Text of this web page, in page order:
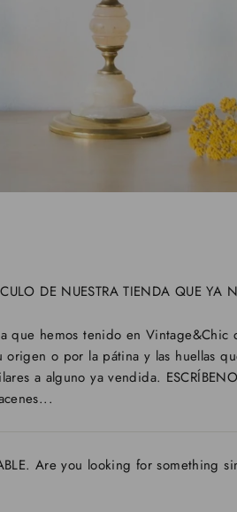
DE NUESTRA TIENDA QUE YA
que hemos tenido en
origen o por la pátina y las huellas
a alguno ya vendida.
Are you looking for something